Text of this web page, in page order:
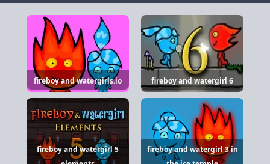
fireboy and watergirls.io fireboy and watergirl 6
fireboy and watergirl 5
fireboy and watergirl 3 in